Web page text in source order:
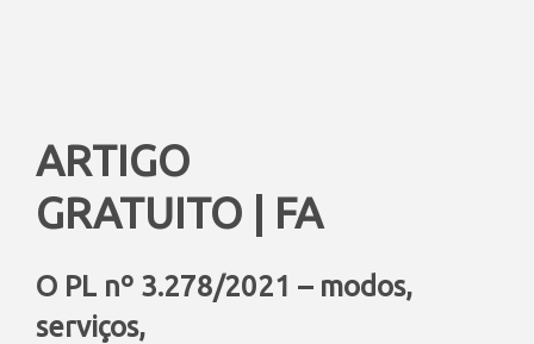
ARTIGO
GRATUITO | FA
O PL nº 3.278/2021 – modos,
serviços,